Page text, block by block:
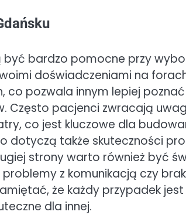
bardzo pomocne przy
doświadczeniami na
co pozwala innym lepiej
Często pacjenci zwracają
co jest kluczowe dla
dotyczą także skuteczności
strony warto również być
z komunikacją czy brak
że każdy przypadek
dla innej.